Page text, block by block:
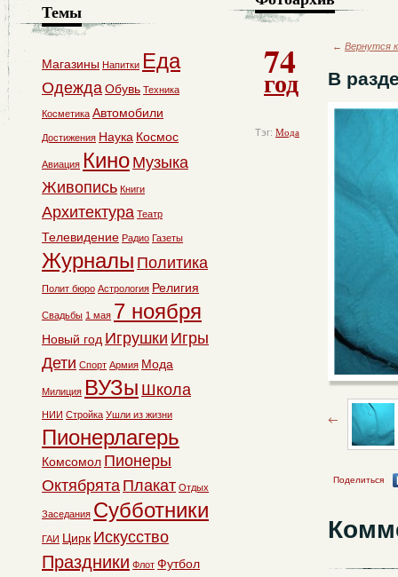
74
год
Тэг: Мода
← Вернутся
В
Поделиться
Темы
Магазины Напитки Еда
ОдеждаОбувь Техника
Косметика Автомобили
Достижения Наука Космос
Авиация Кино Музыка
Живопись Книги
Архитектура Театр
Телевидение Радио Газеты
Журналы Политика
Полит бюро Астрология Религия
Свадьбы 1 мая 7 ноября
Новый год Игрушки Игры
Дети Спорт Армия Мода
Милиция ВУЗы Школа
НИИ Стройка Ушли из жизни
Пионерлагерь
Комсомол Пионеры
Октябрята Плакат Отдых
Заседания Субботники
ГАИ Цирк Искусство
Праздники Флот Футбол